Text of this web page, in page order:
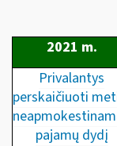
2021 m.
Privalantys
perskaičiuoti
pajamų dydį